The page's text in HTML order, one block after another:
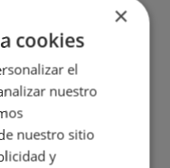
×
cookies
el
nuestro
nuestro sitio
y